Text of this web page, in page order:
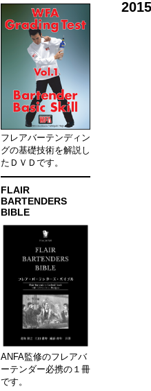
フレアバーテンディン
グの基礎技術を解説し
たＤＶＤです。
FLAIR
BARTENDERS
BIBLE
ANFA監修のフレアバ
ーテンダー必携の１冊
です。